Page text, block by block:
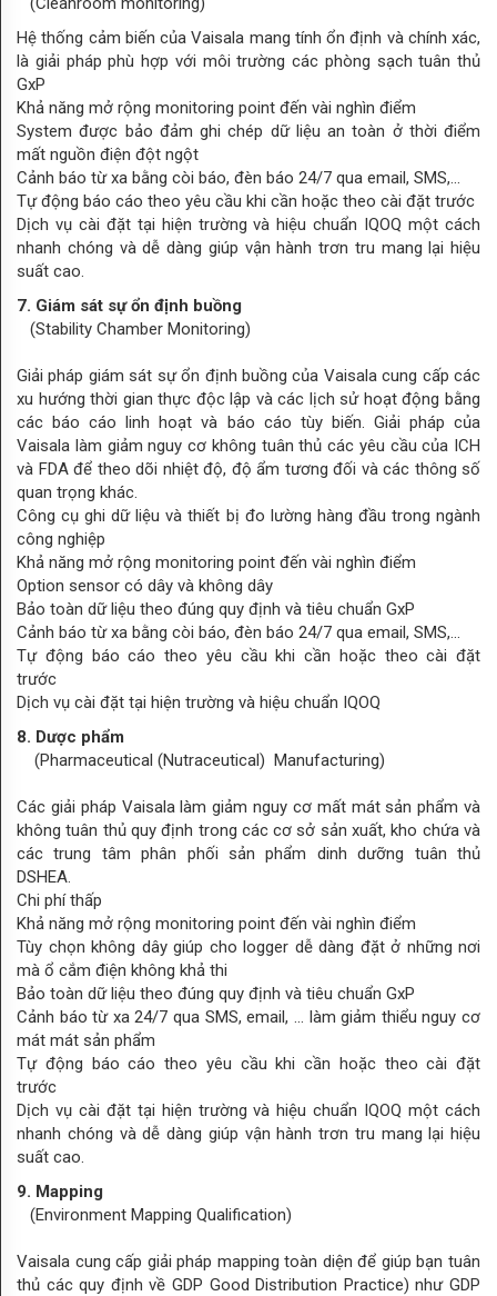
Hệ thống cảm biến của Vaisala mang tính ổn định và chính xác,
là giải pháp phù hợp với môi trường các phòng sạch tuân thủ
GxP
Khả năng mở rộng monitoring point đến vài nghìn điểm
System được bảo đảm ghi chép dữ liệu an toàn ở thời điểm
mất nguồn điện đột ngột
Cảnh báo từ xa bằng còi báo, đèn báo 24/7 qua email, SMS,...
Tự động báo cáo theo yêu cầu khi cần hoặc theo cài đặt trước
Dịch vụ cài đặt tại hiện trường và hiệu chuẩn IQOQ một cách
nhanh chóng và dễ dàng giúp vận hành trơn tru mang lại hiệu
suất cao.
7. Giám sát sự ổn định buồng
(Stability Chamber Monitoring)
Giải pháp giám sát sự ổn định buồng của Vaisala cung cấp các
xu hướng thời gian thực độc lập và các lịch sử hoạt động bằng
các báo cáo linh hoạt và báo cáo tùy biến. Giải pháp của
Vaisala làm giảm nguy cơ không tuân thủ các yêu cầu của ICH
và FDA để theo dõi nhiệt độ, độ ẩm tương đối và các thông số
quan trọng khác.
Công cụ ghi dữ liệu và thiết bị đo lường hàng đầu trong ngành
công nghiệp
Khả năng mở rộng monitoring point đến vài nghìn điểm
Option sensor có dây và không dây
Bảo toàn dữ liệu theo đúng quy định và tiêu chuẩn GxP
Cảnh báo từ xa bằng còi báo, đèn báo 24/7 qua email, SMS,...
Tự động báo cáo theo yêu cầu khi cần hoặc theo cài đặt
trước
Dịch vụ cài đặt tại hiện trường và hiệu chuẩn IQOQ
8. Dược phẩm
(Pharmaceutical (Nutraceutical) Manufacturing)
Các giải pháp Vaisala làm giảm nguy cơ mất mát sản phẩm và
không tuân thủ quy định trong các cơ sở sản xuất, kho chứa và
các trung tâm phân phối sản phẩm dinh dưỡng tuân thủ
DSHEA.
Chi phí thấp
Khả năng mở rộng monitoring point đến vài nghìn điểm
Tùy chọn không dây giúp cho logger dễ dàng đặt ở những nơi
mà ổ cắm điện không khả thi
Bảo toàn dữ liệu theo đúng quy định và tiêu chuẩn GxP
Cảnh báo từ xa 24/7 qua SMS, email, … làm giảm thiểu nguy cơ
mát mát sản phẩm
Tự động báo cáo theo yêu cầu khi cần hoặc theo cài đặt
trước
Dịch vụ cài đặt tại hiện trường và hiệu chuẩn IQOQ một cách
nhanh chóng và dễ dàng giúp vận hành trơn tru mang lại hiệu
suất cao.
9. Mapping
(Environment Mapping Qualification)
Vaisala cung cấp giải pháp mapping toàn diện để giúp bạn tuân
thủ các quy định về GDP Good Distribution Practice) như GDP